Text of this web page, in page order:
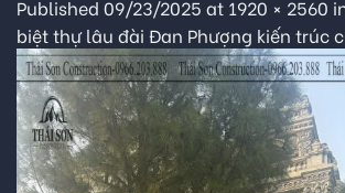
Published 09/23/2025 at 1920 × 2560
biệt thự lâu đài Đan Phượng kiến trúc